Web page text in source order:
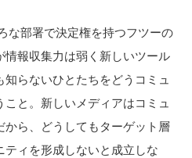
な部署で決定権を持つフツーの
報収集力は弱く新しいツール
らないひとたちをどうコミュ
と。新しいメディアはコミュ
ら、どうしてもターゲット層
ィを形成しないと成立しな